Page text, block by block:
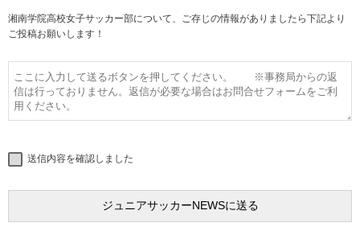
湘南学院高校女子サッカー部について、ご存じの情報がありましたら下記より
ご投稿お願いします！
送信内容を確認しました